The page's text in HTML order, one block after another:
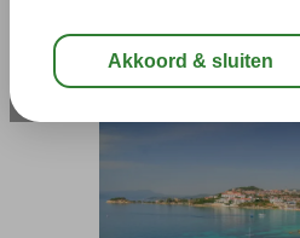
Le Bleu Hotel
Ultra All